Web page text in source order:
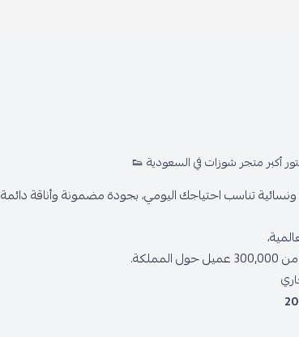
أكبر متجر شوزات في السعودية 👟
تناسب احتياجك اليومي، بجودة مضمونة وأناقة دائمة